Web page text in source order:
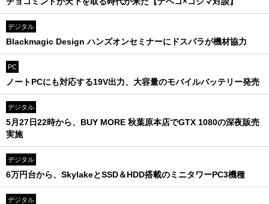
デジタル
Blackmagic Design ハンズオンセミナーにドスパラが機材協力
PC
ノートPCにも対応する19V出力、大容量のモバイルバッテリー発売
デジタル
5月27日22時から、BUY MORE 秋葉原本店でGTX 1080の深夜販売
実施
デジタル
6万円台から、SkylakeとSSD＆HDD搭載のミニタワーPC3機種
デジタル